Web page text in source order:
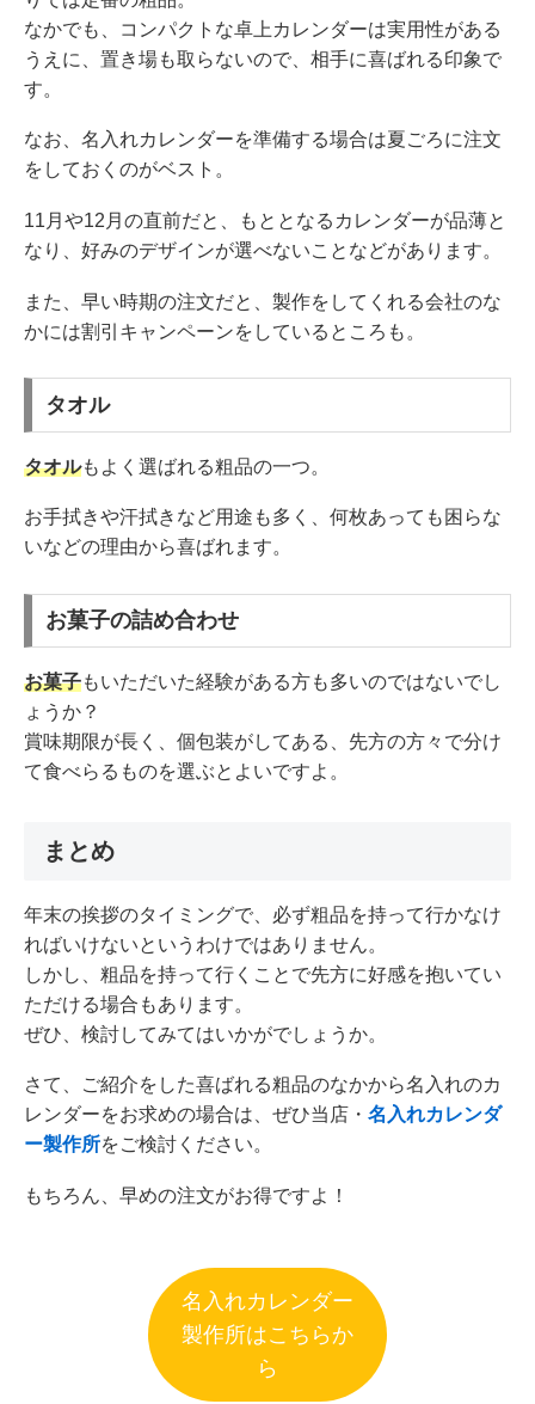
なかでも、コンパクトな卓上カレンダーは実用性がある
うえに、置き場も取らないので、相手に喜ばれる印象で
す。
なお、名入れカレンダーを準備する場合は夏ごろに注文
をしておくのがベスト。
11月や12月の直前だと、もととなるカレンダーが品薄と
なり、好みのデザインが選べないことなどがあります。
また、早い時期の注文だと、製作をしてくれる会社のな
かには割引キャンペーンをしているところも。
タオル
タオルもよく選ばれる粗品の一つ。
お手拭きや汗拭きなど用途も多く、何枚あっても困らな
いなどの理由から喜ばれます。
お菓子の詰め合わせ
お菓子もいただいた経験がある方も多いのではないでし
ょうか？
賞味期限が長く、個包装がしてある、先方の方々で分け
て食べらるものを選ぶとよいですよ。
まとめ
年末の挨拶のタイミングで、必ず粗品を持って行かなけ
ればいけないというわけではありません。
しかし、粗品を持って行くことで先方に好感を抱いてい
ただける場合もあります。
ぜひ、検討してみてはいかがでしょうか。
さて、ご紹介をした喜ばれる粗品のなかから名入れのカ
レンダーをお求めの場合は、ぜひ当店・ 名入れカレンダ
ー製作所をご検討ください。
もちろん、早めの注文がお得ですよ！
名入れカレンダー
製作所はこちらか
ら